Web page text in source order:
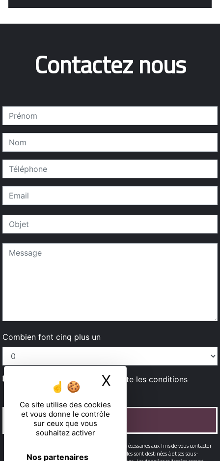
Ce site utilise des cookies
et vous donne le contrôle
sur ceux que vous
souhaitez activer
Nos partenaires
X Masquer le
Contactez nous
Combien font cinq plus un
En cochant cette case, j'accepte les conditions
particulières ci-dessous **
ENVOYER
** Les données personnelles communiquées sont nécessaires aux fins de vous contacter
et sont enregistrées dans un fichier informatisé. Elles sont destinées à et ses sous-